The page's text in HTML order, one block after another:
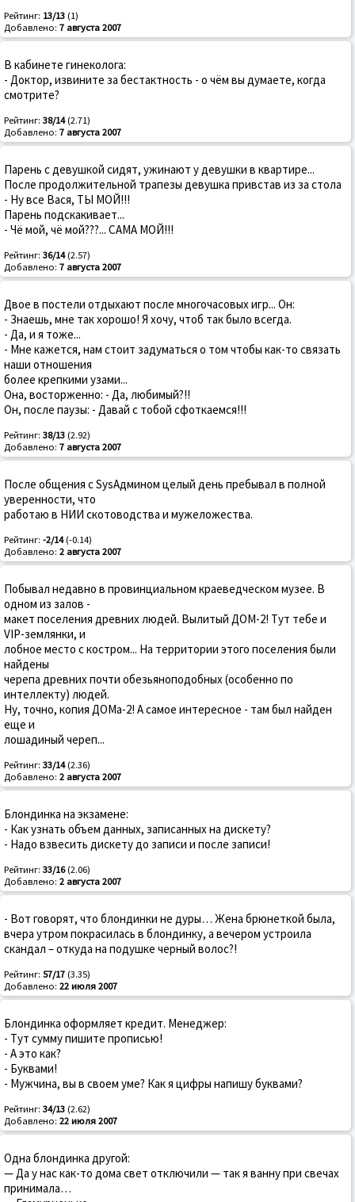
Рейтинг: 13/13 (1)
Добавлено: 7 августа 2007
В кабинете гинеколога:
- Доктор, извините за бестактность - о чём вы думаете, когда
смотрите?
Рейтинг: 38/14(2.71)
Добавлено: 7 августа 2007
Парень с девушкой сидят, ужинают у девушки в квартире...
После продолжительной трапезы девушка привстав из за стола
- Ну все Вася, ТЫ МОЙ!!!
Парень подскакивает...
- Чё мой, чё мой???... САМА МОЙ!!!
Рейтинг: 36/14(2.57)
Добавлено: 7 августа 2007
Двое в постели отдыхают после многочасовых игр... Он:
- Знаешь, мне так хорошо! Я хочу, чтоб так было всегда.
- Да, и я тоже...
- Мне кажется, нам стоит задуматься о том чтобы как-то связать
наши отношения
более крепкими узами...
Она, восторженно: - Да, любимый?!!
Он, после паузы: - Давай с тобой сфоткаемся!!!
Рейтинг: 38/13 (2.92)
Добавлено: 7 августа 2007
После общения с SysАдмином целый день пребывал в полной
уверенности, что
работаю в НИИ скотоводства и мужеложества.
Рейтинг: -2/14(-0.14)
Добавлено: 2 августа 2007
Побывал недавно в провинциальном краеведческом музее. В
одном из залов -
макет поселения древних людей. Вылитый ДОМ-2! Тут тебе и
VIP-землянки, и
лобное место с костром... На территории этого поселения были
найдены
черепа древних почти обезьяноподобных (особенно по
интеллекту) людей.
Ну, точно, копия ДОМа-2! А самое интересное - там был найден
еще и
лошадиный череп...
Рейтинг: 33/14(2.36)
Добавлено: 2 августа 2007
Блондинка на экзамене:
- Как узнать объем данных, записанных на дискету?
- Надо взвесить дискету до записи и после записи!
Рейтинг: 33/16(2.06)
Добавлено: 2 августа 2007
- Вот говорят, что блондинки не дуры… Жена брюнеткой была,
вчера утром покрасилась в блондинку, а вечером устроила
скандал – откуда на подушке черный волос?!
Рейтинг: 57/17 (3.35)
Добавлено: 22 июля 2007
Блондинка оформляет кредит. Менеджер:
- Тут сумму пишите прописью!
- А это как?
- Буквами!
- Мужчина, вы в своем уме? Как я цифры напишу буквами?
Рейтинг: 34/13 (2.62)
Добавлено: 22 июля 2007
Одна блондинка другой:
— Да у нас как-то дома свет отключили — так я ванну при свечах
принимала…